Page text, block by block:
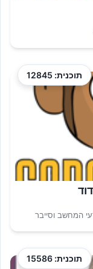
תוכנית: 12845
המחשב וסייבר
תוכנית: 15586